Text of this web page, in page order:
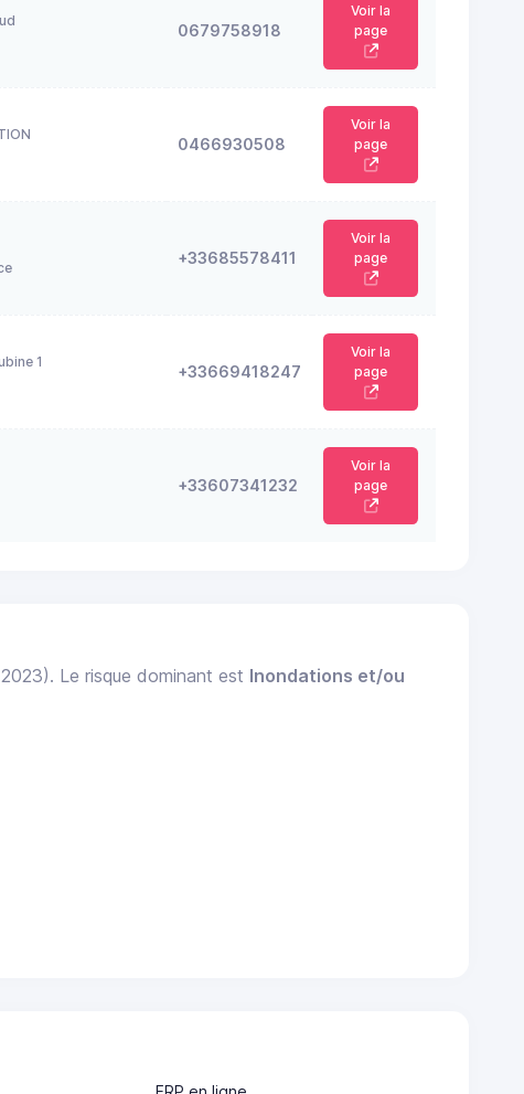
0679758918
Voir la
page
0466930508
Voir la
page
+33685578411
Voir la
page
1
+33669418247
Voir la
page
+33607341232
Voir la
page
Le risque dominant est Inondations et/ou